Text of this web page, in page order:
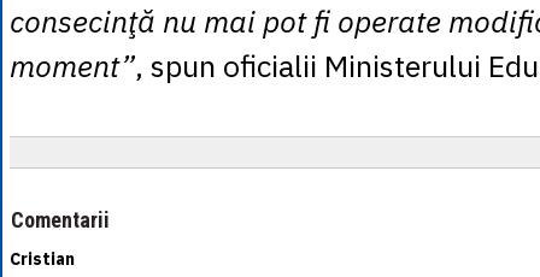
consecinţă nu mai pot fi operate
moment”, spun oficialii Ministerului
Comentarii
Cristian